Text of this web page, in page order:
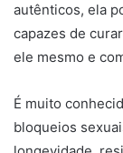
autênticos, ela
capazes de
ele mesmo e
É muito
bloqueios